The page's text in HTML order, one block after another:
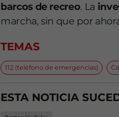
barcos de recreo. La
marcha, sin que por
TEMAS
112 (teléfono de emergencias)
ESTA NOTICIA